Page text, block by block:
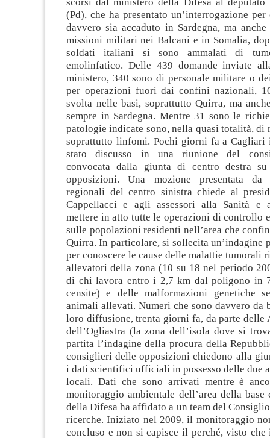
scorsi dal ministero della Difesa al deputato
(Pd), che ha presentato un’interrogazione per
davvero sia accaduto in Sardegna, ma
missioni militari nei Balcani e in Somalia,
soldati italiani si sono ammalati di
emolinfatico. Delle 439 domande inviate
ministero, 340 sono di personale militare o
per operazioni fuori dai confini nazionali,
svolta nelle basi, soprattutto Quirra, ma
sempre in Sardegna. Mentre 31 sono le
patologie indicate sono, nella quasi totalità, di
soprattutto linfomi. Pochi giorni fa a Cagliari
stato discusso in una riunione del
convocata dalla giunta di centro destra
opposizioni. Una mozione presentata
regionali del centro sinistra chiede al
Cappellacci e agli assessori alla Sanità e
mettere in atto tutte le operazioni di controllo
sulle popolazioni residenti nell’area che
Quirra. In particolare, si sollecita un’indagine
per conoscere le cause delle malattie tumorali
allevatori della zona (10 su 18 nel periodo
di chi lavora entro i 2,7 km dal poligono in
censite) e delle malformazioni genetiche
animali allevati. Numeri che sono davvero da
loro diffusione, trenta giorni fa, da parte delle
dell’Ogliastra (la zona dell’isola dove si
partita l’indagine della procura della
consiglieri delle opposizioni chiedono alla
i dati scientifici ufficiali in possesso delle due
locali. Dati che sono arrivati mentre è
monitoraggio ambientale dell’area della
della Difesa ha affidato a un team del
ricerche. Iniziato nel 2009, il monitoraggio
concluso e non si capisce il perché, visto